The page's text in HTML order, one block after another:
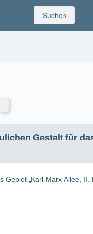
Suchen
Gestalt für das
Gebiet „Karl-Marx-